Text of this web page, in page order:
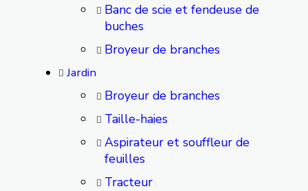
Banc de scie et fendeuse de
buches
Broyeur de branches
Jardin
Broyeur de branches
Taille-haies
Aspirateur et souffleur de
feuilles
Tracteur